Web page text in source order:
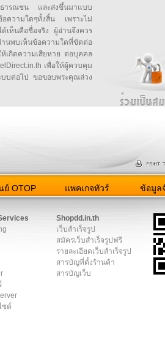
ธารณชน และส่งขึ้นมาแบบ
ความใดๆทั้งสิ้น เพราะไม่
เห็นคือชื่อจริง ผู้อ่านจึงควร
บเห็นข้อความใดที่ขัดต่อ
เกิดความเสียหาย ต่อบุคคล
เพื่อให้ผู้ควบคุม
บบต่อไป ขอขอบพระคุณล่วง
ย์ OTOP แพคเกจทัวร์ ข้อมูล
ซต์
Shopdd.in.th
เว็บสำเร็จรูป
สมัครเว็บสำเร็จรูปฟรี
รายละเอียดเว็บสำเร็จรูป
สารบัญที่ตั้งร้านค้า
สารบัญเว็บ